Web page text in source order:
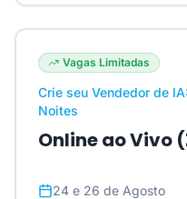
Vagas Limitadas
Crie seu Vendedor de
Noites
Online ao Vivo
24 e 26 de Agosto